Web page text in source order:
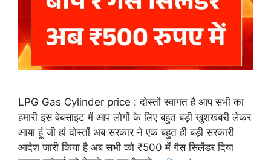
LPG Gas Cylinder price : दोस्तों स्वागत है आप सभी का
हमारी इस वेबसाइट में आप लोगों के लिए बहुत बड़ी खुशखबरी लेकर
आया हूं जी हां दोस्तों अब सरकार ने एक बहुत ही बड़ी सरकारी
आदेश जारी किया है अब सभी को ₹500 में गैस सिलेंडर दिया